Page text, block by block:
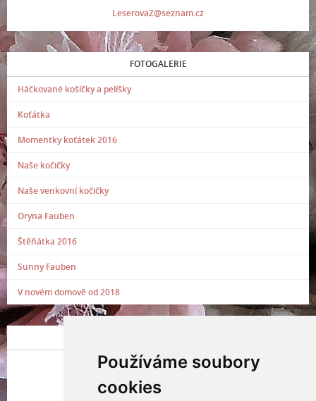
Používáme soubory
cookies
LeserovaZ@seznam.cz
FOTOGALERIE
Háčkované košíčky a pelíšky
Koťátka
Momentky koťátek 2016
Naše kočičky
Naše venkovní kočičky
Oryna Fauben
Štěňátka 2016
Sunny Fauben
V novém domově od 2018